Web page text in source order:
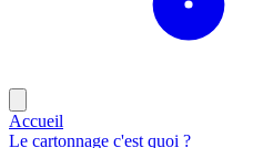
Accueil
Le cartonnage c'est quoi ?